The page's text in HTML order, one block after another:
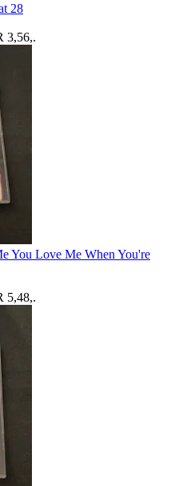
28
3,56,.
You Love Me When You're
5,48,.